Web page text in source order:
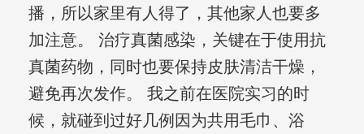
播，所以家里有人得了，其他家人也要多
加注意。 治疗真菌感染，关键在于使用抗
真菌药物，同时也要保持皮肤清洁干燥，
避免再次发作。 我之前在医院实习的时
候，就碰到过好几例因为共用毛巾、浴